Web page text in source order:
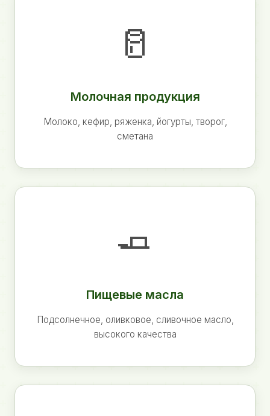
🥛
Молочная продукция
Молоко, кефир, ряженка, йогурты, творог,
сметана
🧈
Пищевые масла
Подсолнечное, оливковое, сливочное масло,
высокого качества